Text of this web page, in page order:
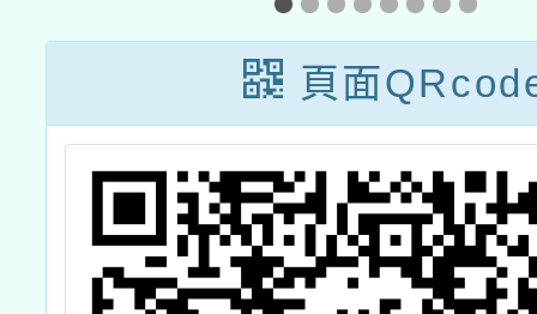
台-教
範徵
頁面